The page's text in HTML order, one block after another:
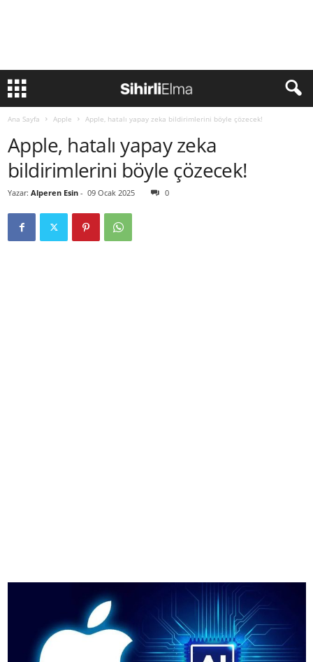
Ana Sayfa Apple Apple, hatalı yapay zeka bildirimlerini böyle çözecek!
Apple, hatalı yapay zeka
bildirimlerini böyle çözecek!
Yazar: Alperen Esin - 09 Ocak 2025 0